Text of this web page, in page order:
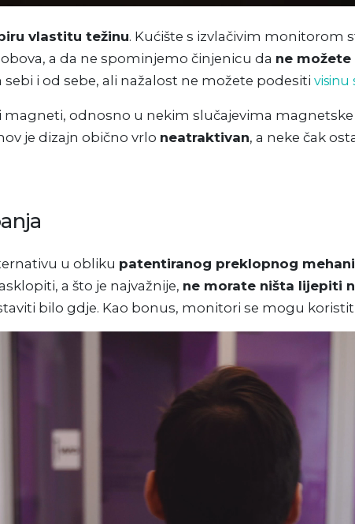
vlastitu težinu. Kućište s izvlačivim monitorom
a da ne spominjemo činjenicu da ne
i od sebe, ali nažalost ne možete podesiti visinu
odnosno u nekim slučajevima magnetske
je dizajn obično vrlo neatraktivan, a neke čak
u obliku patentiranog preklopnog
a što je najvažnije, ne morate ništa lijepiti
bilo gdje. Kao bonus, monitori se mogu